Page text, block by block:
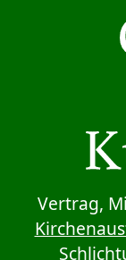
Sprung zum
Vertrag,